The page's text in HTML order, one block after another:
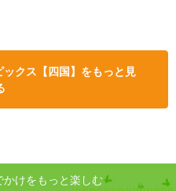
クス【四国】をもっと見
けをもっと楽しむ